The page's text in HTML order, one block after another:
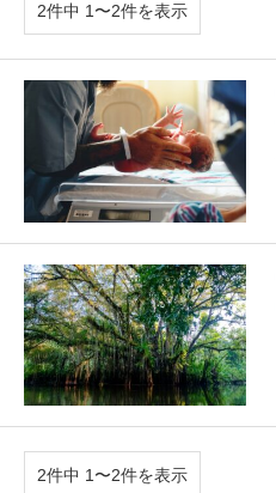
2件中 1〜2件を表示
2件中 1〜2件を表示